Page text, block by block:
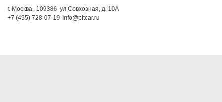
г. Москва, 109386 ул Совхозная, д. 10А
+7 (495) 728-07-19 info@pitcar.ru